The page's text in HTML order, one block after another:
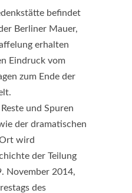
befindet
Berliner Mauer,
erhalten
Eindruck vom
zum Ende der
und Spuren
der dramatischen
wird
der Teilung
November 2014,
des